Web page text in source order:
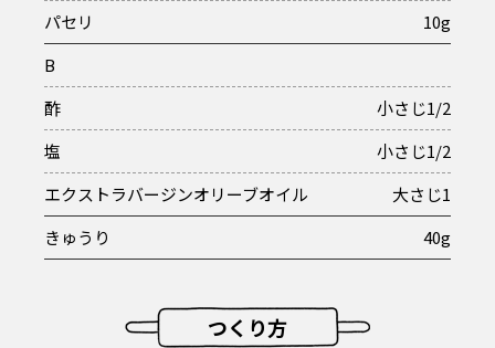
パセリ
10g
B
酢
小さじ1/2
塩
小さじ1/2
エクストラバージンオリーブオイル
大さじ1
きゅうり
40g
つくり方